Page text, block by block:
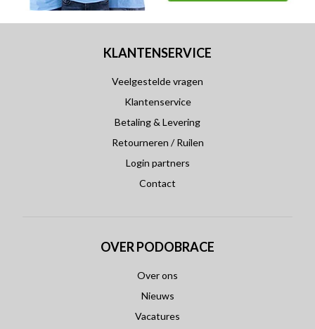
KLANTENSERVICE
Veelgestelde vragen
Klantenservice
Betaling & Levering
Retourneren / Ruilen
Login partners
Contact
OVER PODOBRACE
Over ons
Nieuws
Vacatures